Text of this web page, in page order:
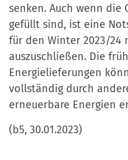
senken. Auch wenn die
gefüllt sind, ist eine
für den Winter 2023/24
auszuschließen. Die
Energielieferungen
vollständig durch
erneuerbare Energien
(b5, 30.01.2023)